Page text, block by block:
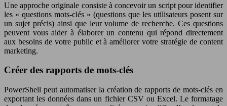
Une approche originale consiste à concevoir un script pour identifier
les « questions mots-clés » (questions que les utilisateurs posent sur
un sujet précis) ainsi que leur volume de recherche. Ces questions
peuvent vous aider à élaborer un contenu qui répond directement
aux besoins de votre public et à améliorer votre stratégie de content
marketing.
Créer des rapports de mots-clés
PowerShell peut automatiser la création de rapports de mots-clés en
exportant les données dans un fichier CSV ou Excel. Le formatage